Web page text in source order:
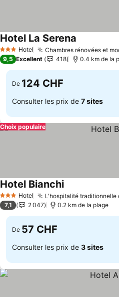
3 ÉtoilesHotel Chambres rénovées et
Hotel La Serena
9,5 Excellent 418 0.4 km de la
De 124 CHF
Consulter les prix de 7 sites
Choix populaire
3 ÉtoilesHotel L'hospitalité traditionnelle
Hotel Bianchi
7,1 2 047 0.2 km de la plage
De 57 CHF
Consulter les prix de 3 sites